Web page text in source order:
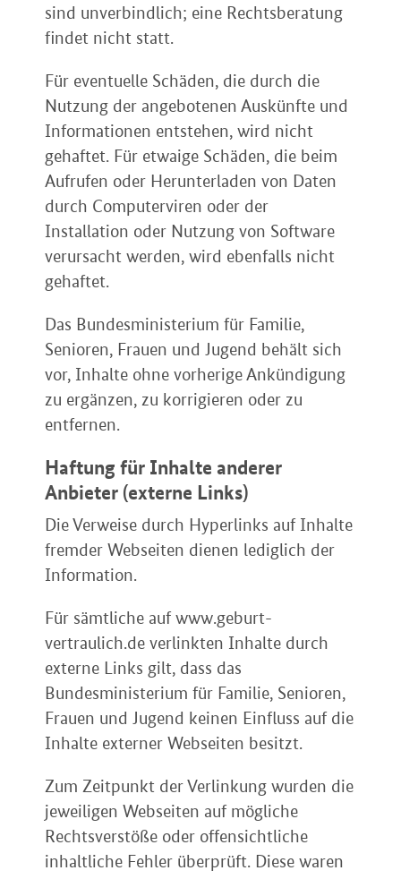
sind unverbindlich; eine Rechtsberatung
findet nicht statt.
Für eventuelle Schäden, die durch die
Nutzung der angebotenen Auskünfte und
Informationen entstehen, wird nicht
gehaftet. Für etwaige Schäden, die beim
Aufrufen oder Herunterladen von Daten
durch Computerviren oder der
Installation oder Nutzung von Software
verursacht werden, wird ebenfalls nicht
gehaftet.
Das Bundesministerium für Familie,
Senioren, Frauen und Jugend behält sich
vor, Inhalte ohne vorherige Ankündigung
zu ergänzen, zu korrigieren oder zu
entfernen.
Haftung für Inhalte anderer
Anbieter (externe Links)
Die Verweise durch Hyperlinks auf Inhalte
fremder Webseiten dienen lediglich der
Information.
Für sämtliche auf www.geburt-
vertraulich.de verlinkten Inhalte durch
externe Links gilt, dass das
Bundesministerium für Familie, Senioren,
Frauen und Jugend keinen Einfluss auf die
Inhalte externer Webseiten besitzt.
Zum Zeitpunkt der Verlinkung wurden die
jeweiligen Webseiten auf mögliche
Rechtsverstöße oder offensichtliche
inhaltliche Fehler überprüft. Diese waren